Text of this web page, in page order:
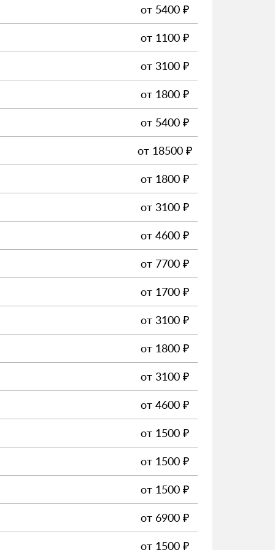
от 5400 ₽
от 1100 ₽
от 3100 ₽
от 1800 ₽
от 5400 ₽
от 18500 ₽
от 1800 ₽
от 3100 ₽
от 4600 ₽
от 7700 ₽
от 1700 ₽
от 3100 ₽
от 1800 ₽
от 3100 ₽
от 4600 ₽
от 1500 ₽
от 1500 ₽
от 1500 ₽
от 6900 ₽
от 1500 ₽